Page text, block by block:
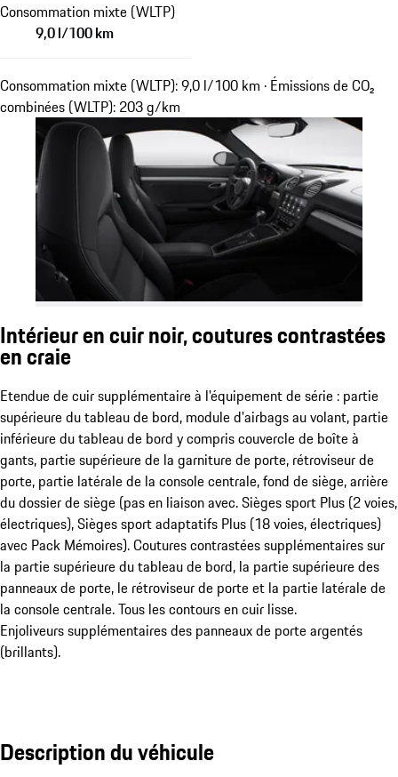
Consommation mixte (WLTP)
9,0 l/100 km
Consommation mixte (WLTP): 9,0 l/100 km · Émissions de CO₂
combinées (WLTP): 203 g/km
Intérieur en cuir noir, coutures contrastées
en craie
Etendue de cuir supplémentaire à l'équipement de série : partie
supérieure du tableau de bord, module d'airbags au volant, partie
inférieure du tableau de bord y compris couvercle de boîte à
gants, partie supérieure de la garniture de porte, rétroviseur de
porte, partie latérale de la console centrale, fond de siège, arrière
du dossier de siège (pas en liaison avec. Sièges sport Plus (2 voies,
électriques), Sièges sport adaptatifs Plus (18 voies, électriques)
avec Pack Mémoires). Coutures contrastées supplémentaires sur
la partie supérieure du tableau de bord, la partie supérieure des
panneaux de porte, le rétroviseur de porte et la partie latérale de
la console centrale. Tous les contours en cuir lisse.
Enjoliveurs supplémentaires des panneaux de porte argentés
(brillants).
Description du véhicule